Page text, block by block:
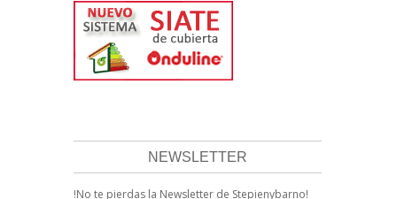
NEWSLETTER
!No te pierdas la Newsletter de Stepienybarno!